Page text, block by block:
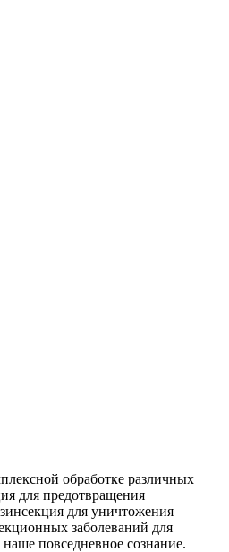
обработке различных
для предотвращения
для уничтожения
заболеваний для
повседневное сознание.